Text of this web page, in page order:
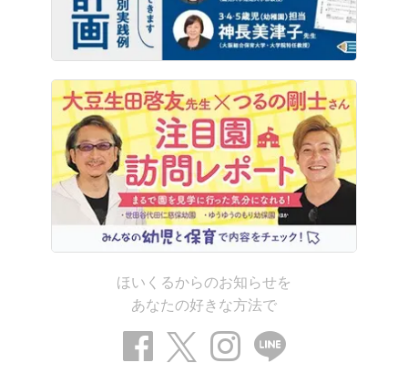
ほいくるからのお知らせを
あなたの好きな方法で